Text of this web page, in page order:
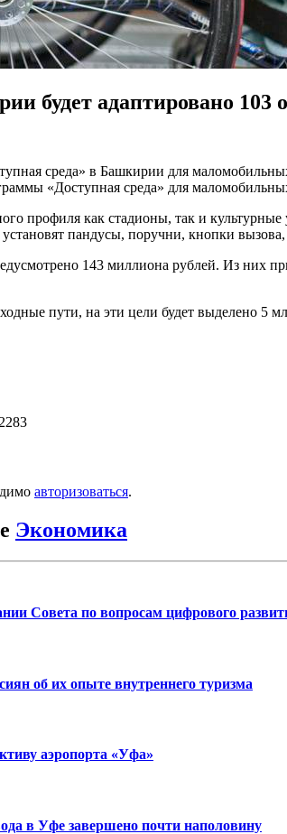
будет адаптировано 103
среда» в Башкирии для
«Доступная среда» для
профиля как стадионы, так и
пандусы, поручни, кнопки
143 миллиона рублей. Из них
пути, на эти цели будет выделено 5
авторизоваться.
Экономика
Совета по вопросам цифрового
об их опыте внутреннего туризма
аэропорта «Уфа»
в Уфе завершено почти наполовину